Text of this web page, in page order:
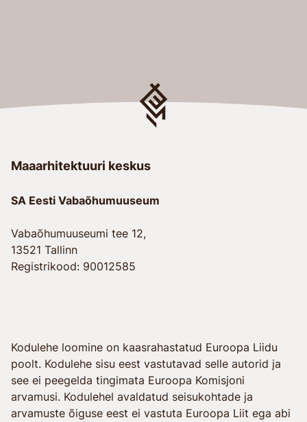
Maaarhitektuuri keskus
SA Eesti Vabaõhumuuseum
Vabaõhumuuseumi tee 12,
13521 Tallinn
Registrikood: 90012585
Kodulehe loomine on kaasrahastatud Euroopa Liidu
poolt. Kodulehe sisu eest vastutavad selle autorid ja
see ei peegelda tingimata Euroopa Komisjoni
arvamusi. Kodulehel avaldatud seisukohtade ja
arvamuste õiguse eest ei vastuta Euroopa Liit ega abi